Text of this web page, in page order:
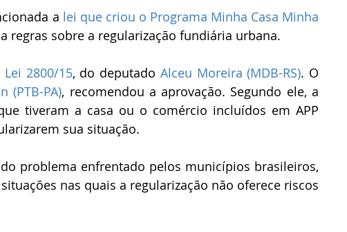
a lei que criou o Programa Minha Casa Minha
regras sobre a regularização fundiária urbana.
2800/15, do deputado Alceu Moreira (MDB-RS). O
(PTB-PA), recomendou a aprovação. Segundo ele, a
tiveram a casa ou o comércio incluídos em APP
sua situação.
problema enfrentado pelos municípios brasileiros,
nas quais a regularização não oferece riscos